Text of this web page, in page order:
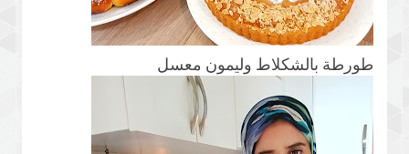
طورطة بالشكلاط وليمون معسل